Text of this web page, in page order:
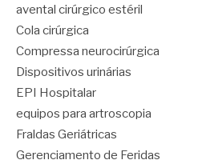
avental cirúrgico estéril
Cola cirúrgica
Compressa neurocirúrgica
Dispositivos urinárias
EPI Hospitalar
equipos para artroscopia
Fraldas Geriátricas
Gerenciamento de Feridas